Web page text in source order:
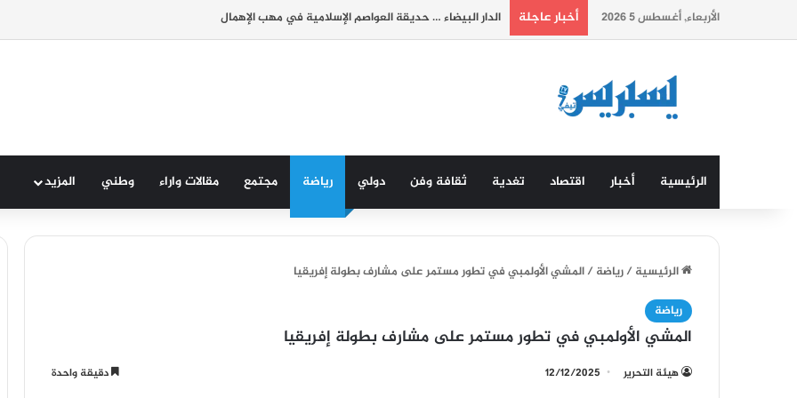
الأربعاء, أغسطس 5 2026 أخبار عاجلة الدار البيضاء … حديقة العواصم الإسلامية في مهب الإهمال
الرئيسية أخبار اقتصاد تغدية ثقافة وفن دولي رياضة مجتمع مقالات واراء وطني المزيد
الرئيسية/رياضة/المشي الأولمبي في تطور مستمر على مشارف بطولة إفريقيا
رياضة
المشي الأولمبي في تطور مستمر على مشارف بطولة إفريقيا
هيئة التحرير 12/12/2025 دقيقة واحدة